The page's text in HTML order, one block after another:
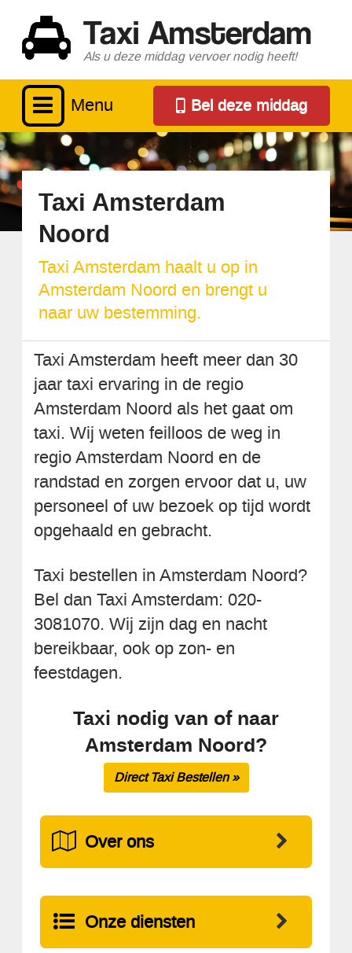
Taxi Amsterdam
Als u deze middag vervoer nodig heeft!
Menu Bel deze middag
Taxi Amsterdam
Noord
Taxi Amsterdam haalt u op in
Amsterdam Noord en brengt u
naar uw bestemming.
Taxi Amsterdam heeft meer dan 30
jaar taxi ervaring in de regio
Amsterdam Noord als het gaat om
taxi. Wij weten feilloos de weg in
regio Amsterdam Noord en de
randstad en zorgen ervoor dat u, uw
personeel of uw bezoek op tijd wordt
opgehaald en gebracht.
Taxi bestellen in Amsterdam Noord?
Bel dan Taxi Amsterdam: 020-
3081070. Wij zijn dag en nacht
bereikbaar, ook op zon- en
feestdagen.
Taxi nodig van of naar
Amsterdam Noord?
Direct Taxi Bestellen »
Over ons
Onze diensten